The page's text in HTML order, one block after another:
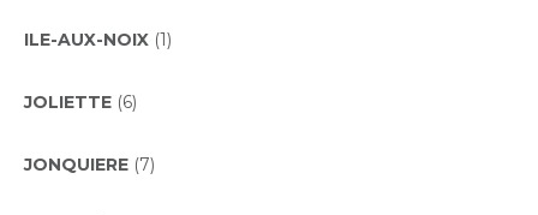
ILE-AUX-NOIX (1)
JOLIETTE (6)
JONQUIERE (7)